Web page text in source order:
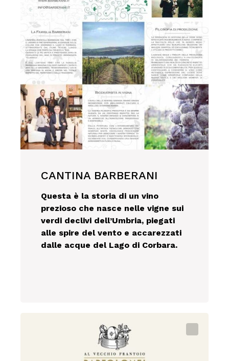
CANTINA BARBERANI
Questa è la storia di un vino
prezioso che nasce nelle vigne sui
verdi declivi dell’Umbria, piegati
alle spire del vento e accarezzati
dalle acque del Lago di Corbara.